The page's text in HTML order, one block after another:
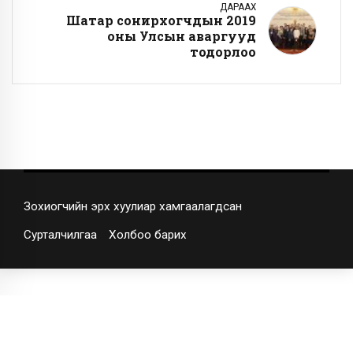
ДАРААХ
Шатар сонирхогчдын 2019
оны Улсын аваргууд
тодорлоо
Зохиогчийн эрх хуулиар хамгаалагдсан
Сурталчилгаа Холбоо барих